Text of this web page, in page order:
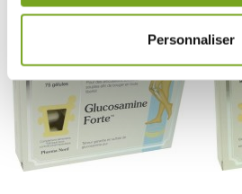
Personnaliser